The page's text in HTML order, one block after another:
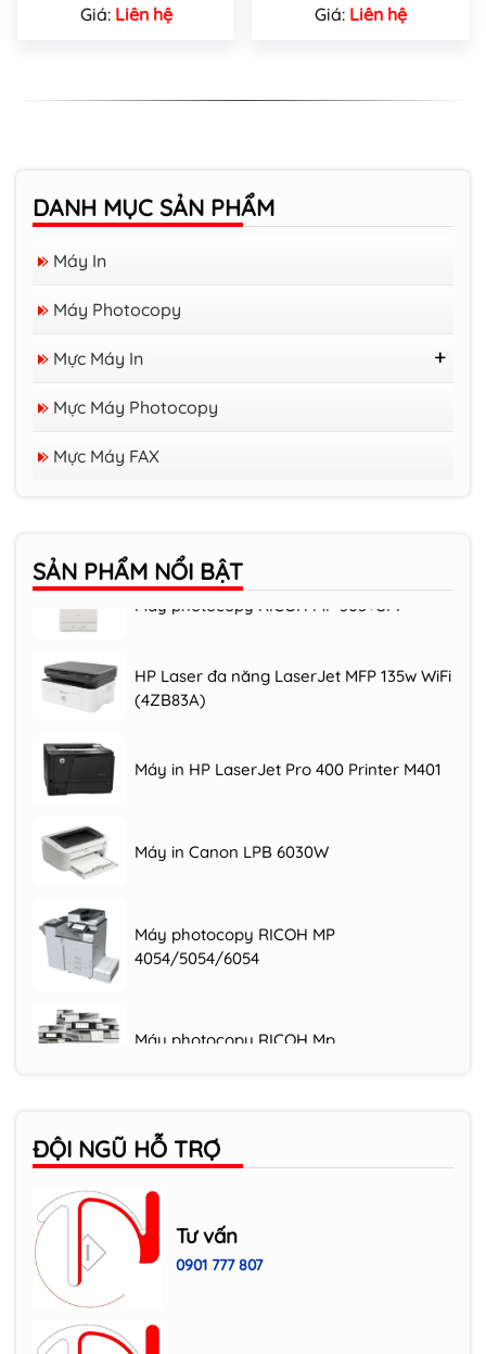
Giá: Liên hệ Giá: Liên hệ
DANH MỤC SẢN PHẨM
Máy In
Máy Photocopy
Mực Máy In
Mực Máy In Brother
Mực Cho Máy In Ricoh Và Xerox
Mực Máy Photocopy
Mực Máy FAX
SẢN PHẨM NỔI BẬT
Máy photocopy RICOH MP 305+SPF
HP Laser đa năng LaserJet MFP 135w WiFi
(4ZB83A)
Máy in HP LaserJet Pro 400 Printer M401
Máy in Canon LPB 6030W
Máy photocopy RICOH MP
4054/5054/6054
Máy photocopy RICOH Mp
Máy photocopy RICOH IM C3000/3500
Máy photocopy RICOH MP 305+SPF
ĐỘI NGŨ HỖ TRỢ
Tư vấn
0901 777 807